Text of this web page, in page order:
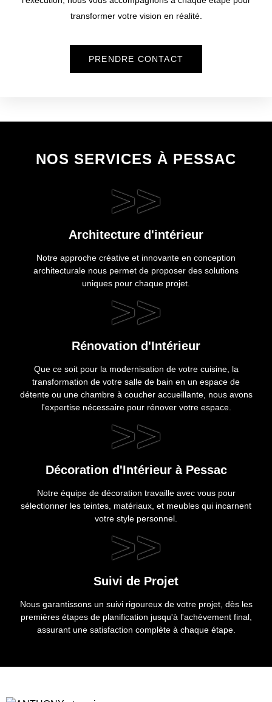
transformer votre vision en réalité.
PRENDRE CONTACT
NOS SERVICES À PESSAC
>>
Architecture d'intérieur
Notre approche créative et innovante en conception
architecturale nous permet de proposer des solutions
uniques pour chaque projet.
>>
Rénovation d'Intérieur
Que ce soit pour la modernisation de votre cuisine, la
transformation de votre salle de bain en un espace de
détente ou une chambre à coucher accueillante, nous avons
l'expertise nécessaire pour rénover votre espace.
>>
Décoration d'Intérieur à Pessac
Notre équipe de décoration travaille avec vous pour
sélectionner les teintes, matériaux, et meubles qui incarnent
votre style personnel.
>>
Suivi de Projet
Nous garantissons un suivi rigoureux de votre projet, dès les
premières étapes de planification jusqu'à l'achèvement final,
assurant une satisfaction complète à chaque étape.